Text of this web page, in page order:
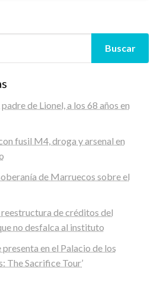
Buscar
de Lionel, a los 68 años en
fusil M4, droga y arsenal en
de Marruecos sobre el
de créditos del
no desfalca al instituto
en el Palacio de los
The Sacrifice Tour’